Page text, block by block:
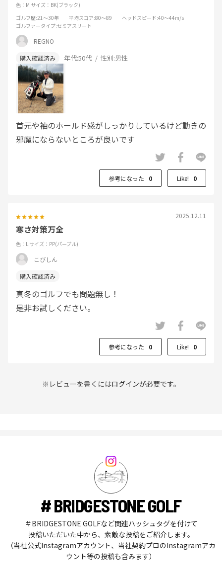
色：M サイズ：BK(ブラック)
ゴルフ歴:21～30年 平均スコア:80～89 ヘッドスピード:40～44m/s
ゴルファータイプ:セミアスリート
REGNO
年代:50代 性別:男性
首元や袖のホールド感がしっかりしているけど動きの
邪魔にならないところが良いです
参考になった 0 Like! 0
2025.12.11
寒さ対策万全
色：L サイズ：PP(パープル)
こびしん
真冬のゴルフでも問題無し！
是非お試しください。
参考になった 0 Like! 0
※レビューを書くにはログインが必要です。
# BRIDGESTONE GOLF
＃BRIDGESTONE GOLFなど関連ハッシュタグを付けて
投稿いただいた中から、素敵な投稿をご紹介します。
（当社公式Instagramアカウント、当社契約プロのInstagramアカ
ウント等の投稿も含みます）